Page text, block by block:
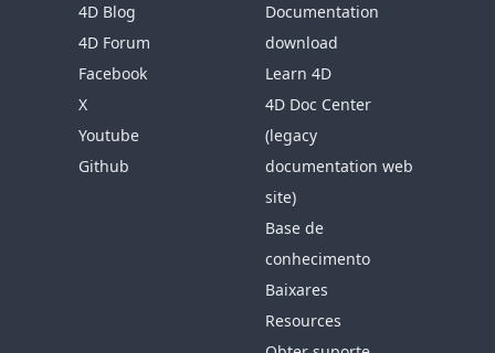
4D Blog
4D Forum
Facebook
X
Youtube
Github
Documentation
download
Learn 4D
4D Doc Center
(legacy
documentation web
site)
Base de
conhecimento
Baixares
Resources